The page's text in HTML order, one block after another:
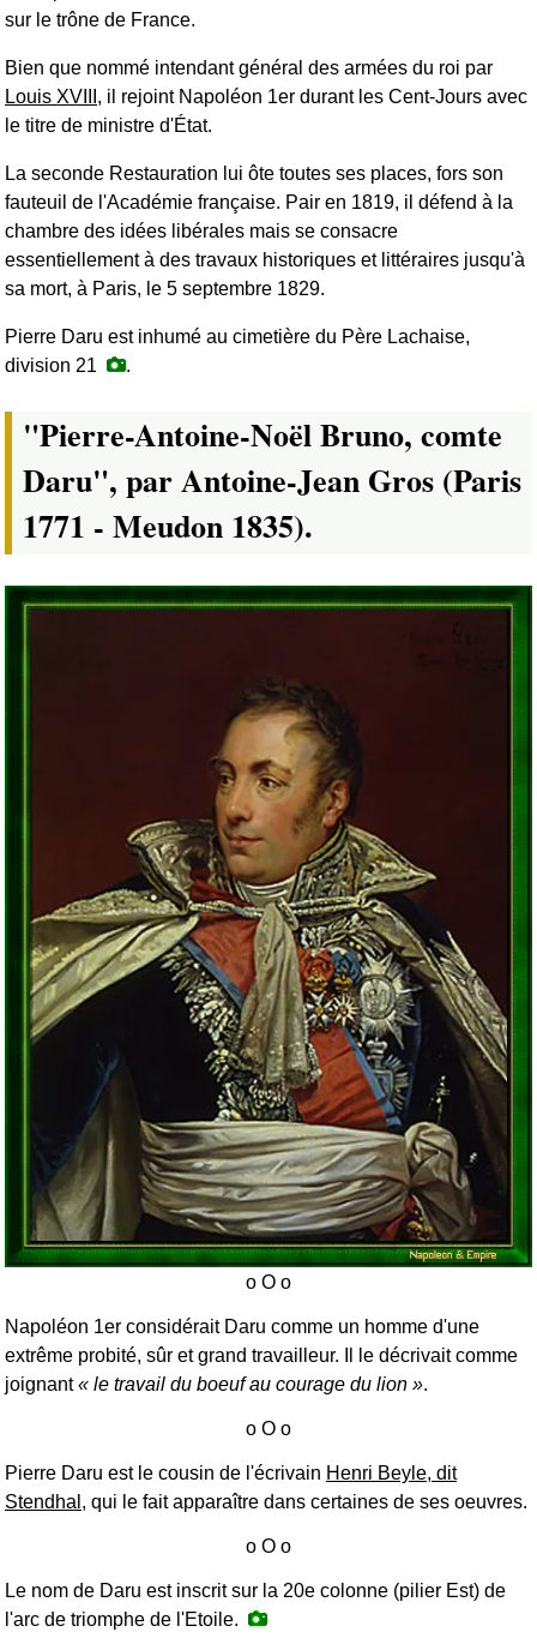
sur le trône de France.
Bien que nommé intendant général des armées du roi par
Louis XVIII , il rejoint Napoléon 1er durant les Cent-Jours avec
le titre de ministre d'État.
La seconde Restauration lui ôte toutes ses places, fors son
fauteuil de l'Académie française. Pair en 1819, il défend à la
chambre des idées libérales mais se consacre
essentiellement à des travaux historiques et littéraires jusqu'à
sa mort, à Paris, le 5 septembre 1829.
Pierre Daru est inhumé au cimetière du Père Lachaise,
division 21
.
"Pierre-Antoine-Noël Bruno, comte
Daru", par Antoine-Jean Gros (Paris
1771 - Meudon 1835).
Napoléon 1er considérait Daru comme un homme d'une
extrême probité, sûr et grand travailleur. Il le décrivait comme
joignant
le travail du boeuf au courage du lion .
Pierre Daru est le cousin de l'écrivain Henri Beyle, dit
Stendhal , qui le fait apparaître dans certaines de ses oeuvres.
Le nom de Daru est inscrit sur la 20e colonne (pilier Est) de
l'arc de triomphe de l'Etoile.